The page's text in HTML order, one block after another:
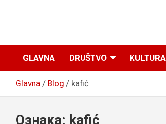
GLAVNA DRUŠTVO KULTURA
Glavna Blog kafić
Ознака: kafić